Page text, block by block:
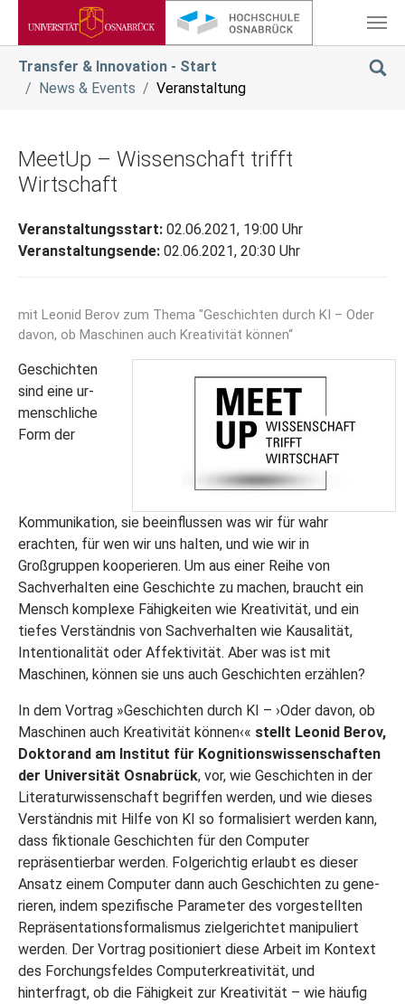
Transfer & Innovation - Start
News & Events
Veranstaltung
MeetUp – Wissenschaft trifft
Wirtschaft
Veranstaltungsstart: 02.06.2021, 19:00 Uhr
Veranstaltungsende: 02.06.2021, 20:30 Uhr
mit Leonid Berov zum Thema "Geschichten durch KI – Oder
davon, ob Maschinen auch Kreativität können“
Geschichten
sind eine ur-
menschliche
Form der
Kommunikation, sie beeinflussen was wir für wahr
erachten, für wen wir uns halten, und wie wir in
Großgruppen kooperieren. Um aus einer Reihe von
Sachverhalten eine Geschichte zu machen, braucht ein
Mensch komplexe Fähigkeiten wie Kreativität, und ein
tiefes Verständnis von Sachverhalten wie Kausalität,
Intentionalität oder Affektivität. Aber was ist mit
Maschinen, können sie uns auch Geschichten erzählen?
In dem Vortrag »Geschichten durch KI – ›Oder davon, ob
Maschinen auch Kreativität können‹« stellt Leonid Berov,
Doktorand am Institut für Kognitionswissenschaften
der Universität Osnabrück, vor, wie Geschichten in der
Literaturwissenschaft be­griffen werden, und wie dieses
Verständnis mit Hilfe von KI so formalisiert werden kann,
dass fiktionale Geschichten für den Computer
repräsentierbar werden. Folgerichtig erlaubt es dieser
Ansatz einem Computer dann auch Geschichten zu gene­
rieren, indem spezifische Parameter des vorgestellten
Repräsentationsformalismus zielgerichtet manipuliert
werden. Der Vortrag positioniert diese Arbeit im Kontext
des Forchungsfeldes Computerkreativität, und
hinterfragt, ob die Fähigkeit zur Kreativität – wie häufig